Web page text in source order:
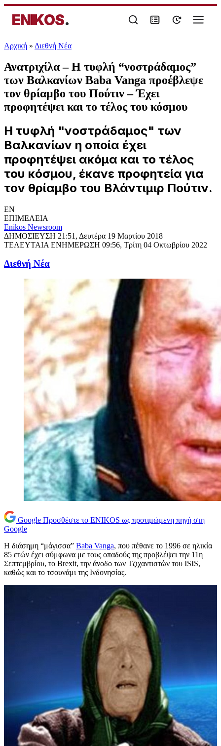
ENIKOS.
Αρχική » Διεθνή Νέα
Ανατριχίλα – Η τυφλή “νοστράδαμος”
των Βαλκανίων Baba Vanga προέβλεψε
τον θρίαμβο του Πούτιν – Έχει
προφητέψει και το τέλος του κόσμου
Η τυφλή "νοστράδαμος" των
Βαλκανίων η οποία έχει
προφητέψει ακόμα και το τέλος
του κόσμου, έκανε προφητεία για
τον θρίαμβο του Βλάντιμιρ Πούτιν.
EN
ΕΠΙΜΕΛΕΙΑ
Enikos Newsroom
ΔΗΜΟΣΙΕΥΣΗ 21:51, Δευτέρα 19 Μαρτίου 2018
ΤΕΛΕΥΤΑΙΑ ΕΝΗΜΕΡΩΣΗ 09:56, Τρίτη 04 Οκτωβρίου 2022
Διεθνή Νέα
Google Προσθέστε το ENIKOS ως προτιμώμενη πηγή στη
Google
Η διάσημη “μάγισσα” Baba Vanga, που πέθανε το 1996 σε ηλικία
85 ετών έχει σύμφωνα με τους οπαδούς της προβλέψει την 11η
Σεπτεμβρίου, το Brexit, την άνοδο των Τζιχαντιστών του ISIS,
καθώς και το τσουνάμι της Ινδονησίας.